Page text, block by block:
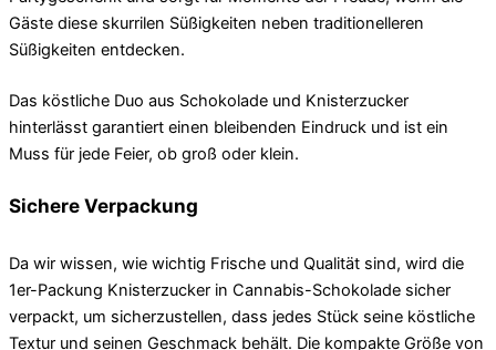
Gäste diese skurrilen Süßigkeiten neben traditionelleren
Süßigkeiten entdecken.
Das köstliche Duo aus Schokolade und Knisterzucker
hinterlässt garantiert einen bleibenden Eindruck und ist ein
Muss für jede Feier, ob groß oder klein.
Sichere Verpackung
Da wir wissen, wie wichtig Frische und Qualität sind, wird die
1er-Packung Knisterzucker in Cannabis-Schokolade sicher
verpackt, um sicherzustellen, dass jedes Stück seine köstliche
Textur und seinen Geschmack behält. Die kompakte Größe von